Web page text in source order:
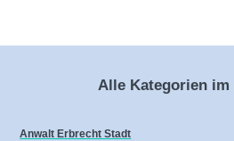
Alle Kategorien im
Anwalt Erbrecht Stadt